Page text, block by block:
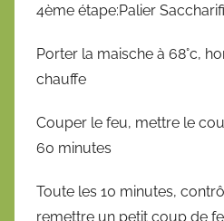
4ème étape:Palier
Porter la maische à 68°c,
chauffe
Couper le feu, mettre le
60 minutes
Toute les 10 minutes,
remettre un petit coup de